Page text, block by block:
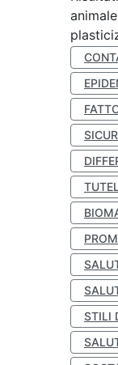
STILI